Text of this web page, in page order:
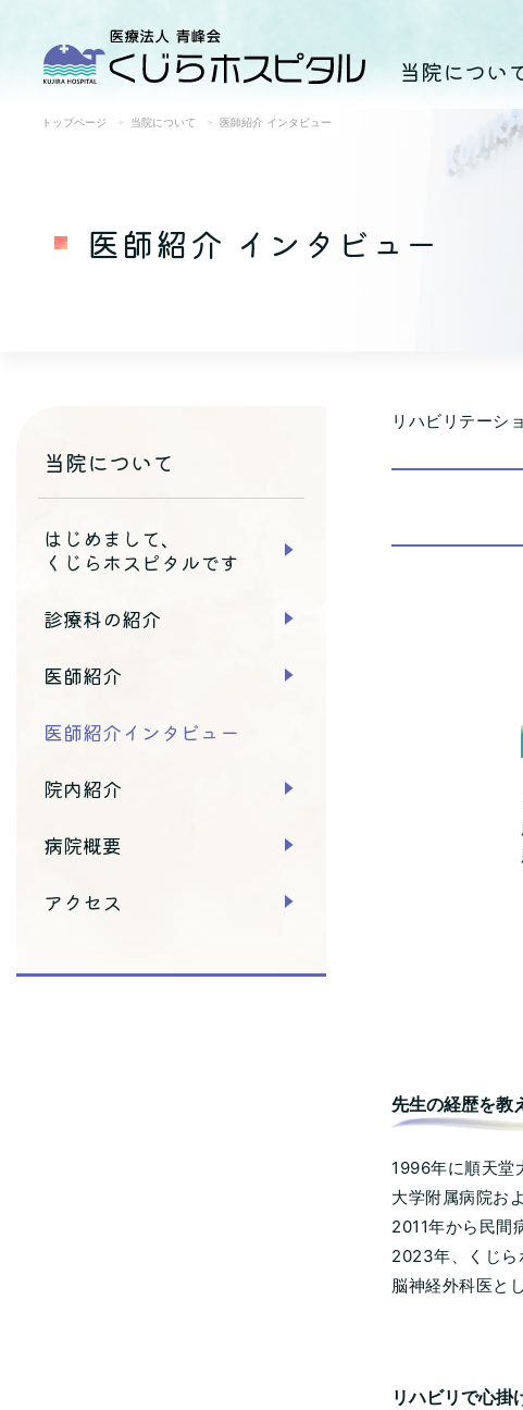
当院につい
トップページ 当院について 医師紹介 インタビュー
医師紹介 インタビュー
リハビリテーシ
先生の経歴を教
1996年に順天堂
大学附属病院お
2011年から民間
2023年、くじら
脳神経外科医と
リハビリで心掛
当院について
はじめまして、
くじらホスピタルです
診療科の紹介
医師紹介
医師紹介インタビュー
院内紹介
病院概要
アクセス